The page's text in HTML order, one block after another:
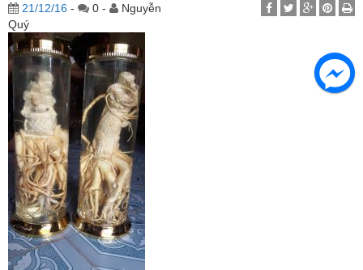
21/12/16 - 0 -
Nguyễn
Quý